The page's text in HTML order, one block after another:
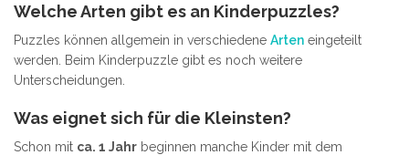
Welche Arten gibt es an Kinderpuzzles?
Puzzles können allgemein in verschiedene Arten eingeteilt
werden. Beim Kinderpuzzle gibt es noch weitere
Unterscheidungen.
Was eignet sich für die Kleinsten?
Schon mit ca. 1 Jahr beginnen manche Kinder mit dem